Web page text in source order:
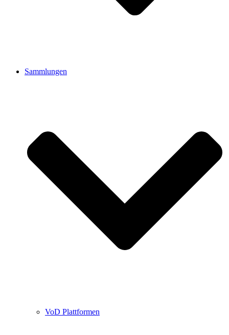
Sammlungen
VoD Plattformen